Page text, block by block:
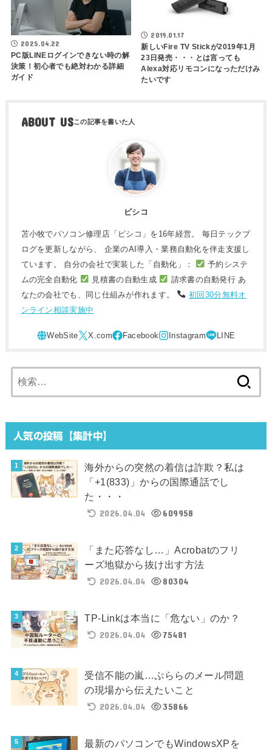
2025.04.22
PC版LINEログインできない時の解
決策！初心者でも絶対わかる詳細
ガイド
2019.01.17
新しいFire TV Stickが2019年1月
23日発売・・・とは言っても
Alexa対応リモコンになっただけみ
たいです
ABOUT US
ピシコ
苫小牧でパソコン修理店「ピシコ」を16年経営。 毎日テックブ
ログを更新しながら、 企業のAI導入・業務自動化を伴走支援し
ています。 自分の会社で実装した「自動化」：
予約システ
ムの完全自動化
見積書の自動生成
請求書の自動発行 あ
なたの会社でも、同じ仕組みが作れます。
初回30分無料オ
ンライン相談実施中
索:
人気の投稿【集計中】
海外からの突然の着信は詐欺？私は
「+1(833)」からの国際通話でし
た・・・
2026.04.04
609958
「また応答なし…」Acrobatのフリ
ーズ地獄から抜け出す方法
2026.04.04
80304
TP-Linkは本当に「危ない」のか？
2026.04.04
75481
受信不能の嵐…ぷららのメール問題
の現場から伝えたいこと
2026.04.04
35866
最新のパソコンでもWindowsXPを